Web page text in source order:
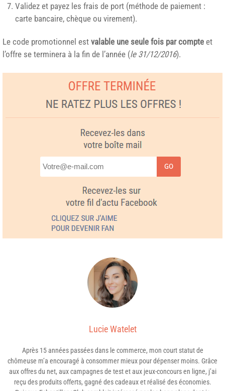
Validez et payez les frais de port (méthode de paiement :
carte bancaire, chèque ou virement).
Le code promotionnel est valable une seule fois par compte et
l’offre se terminera à la fin de l’année (le 31/12/2016).
GO
Lucie Watelet
Après 15 années passées dans le commerce, mon court statut de
chômeuse m’a encouragé à consommer mieux pour dépenser moins. Grâce
aux offres du net, aux campagnes de test et aux jeux-concours en ligne, j’ai
reçu des produits offerts, gagné des cadeaux et réalisé des économies.